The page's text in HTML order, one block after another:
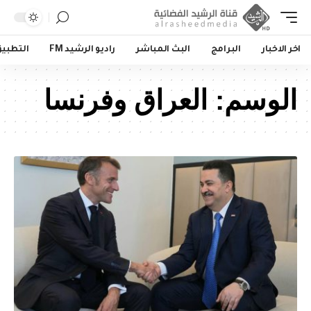
اخر الاخبار البرامج البث المباشر راديو الرشيد FM
الوسم: العراق وفرنسا